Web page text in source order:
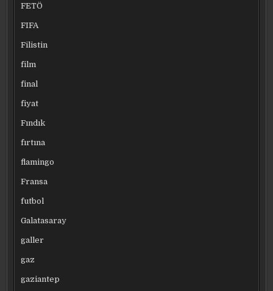
FETÖ
FIFA
Filistin
film
final
fiyat
Fındık
fırtına
flamingo
Fransa
futbol
Galatasaray
galler
gaz
gaziantep